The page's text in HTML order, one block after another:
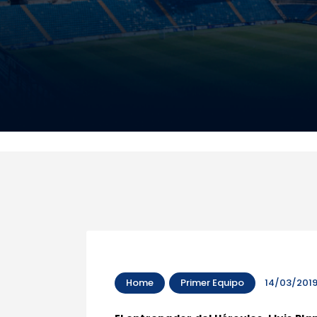
Home Primer Equipo 14/03/